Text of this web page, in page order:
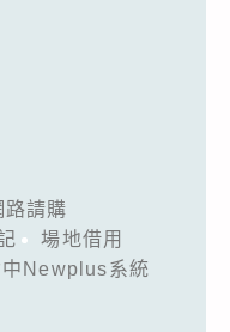
路請購
場地借用
Newplus系統